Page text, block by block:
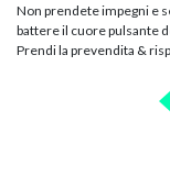
Non prendete impegni e
battere il cuore pulsante
Prendi la prevendita &